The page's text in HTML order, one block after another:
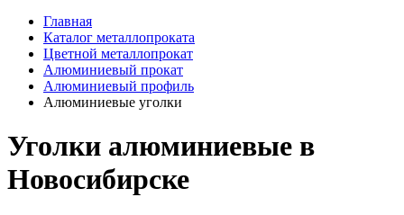
Главная
Каталог металлопроката
Цветной металлопрокат
Алюминиевый прокат
Алюминиевый профиль
Алюминиевые уголки
Уголки алюминиевые в
Новосибирске